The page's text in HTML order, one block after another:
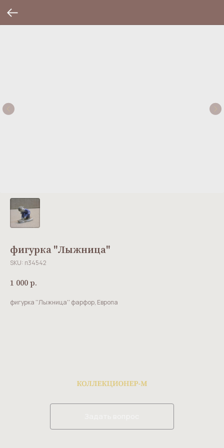
фигурка ''Лыжница''
SKU: п34542
1 000р.
фигурка ''Лыжница'' фарфор, Европа